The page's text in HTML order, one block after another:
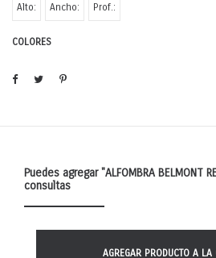
Alto: Ancho: Prof.:
COLORES
Puedes agregar"ALFOMBRA BELMONT
consultas
AGREGAR PRODUCTO A LA